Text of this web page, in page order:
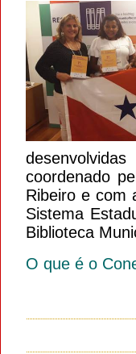
coordenado
Ribeiro e com
Sistema
Biblioteca
O que é o